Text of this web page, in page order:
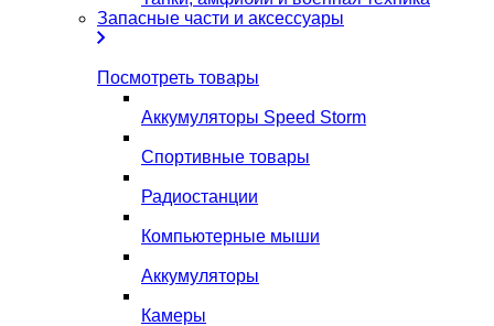
Запасные части и аксессуары
Посмотреть товары
Аккумуляторы Speed Storm
Спортивные товары
Радиостанции
Компьютерные мыши
Аккумуляторы
Камеры